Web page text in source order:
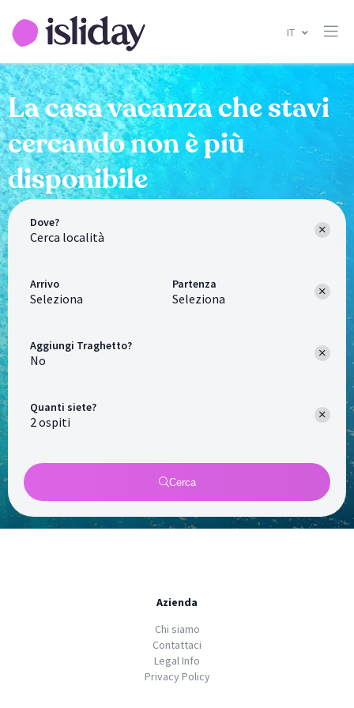
IT
La casa vacanza che stavi
cercando non è più
disponibile
Dove?
Arrivo
Seleziona
Partenza
Seleziona
Quanti siete?
Aggiungi Traghetto?
No
Cerca
Azienda
Chi siamo
Contattaci
Legal Info
Privacy Policy